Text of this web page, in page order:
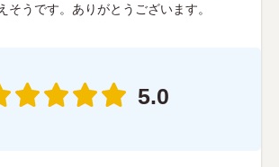
そうです。ありがとうございます。
5.0